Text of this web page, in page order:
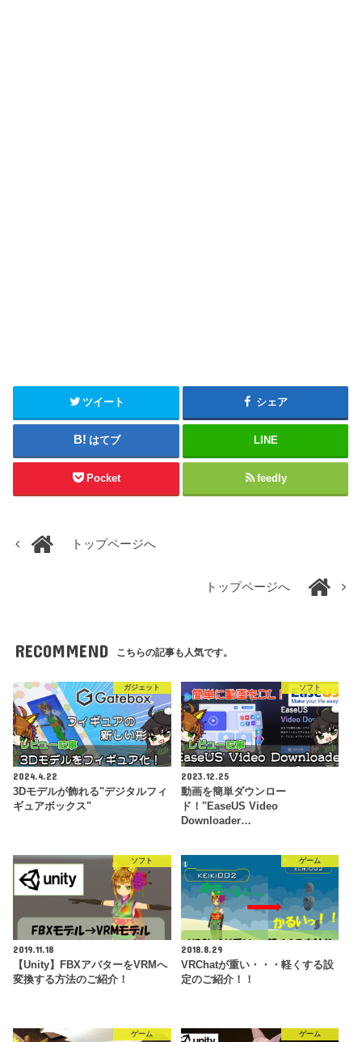
ツイート シェア
はてブ LINE
Pocket feedly
トップページへ
トップページへ
RECOMMEND こちらの記事も人気です。
ガジェット
2024.4.22
3Dモデルが飾れる"デジタルフィ
ギュアボックス"
ソフト
2023.12.25
動画を簡単ダウンロー
ド！"EaseUS Video
Downloader…
ソフト
2019.11.18
【Unity】FBXアバターをVRMへ
変換する方法のご紹介！
ゲーム
2018.8.29
VRChatが重い・・・軽くする設
定のご紹介！！
ゲーム ゲーム